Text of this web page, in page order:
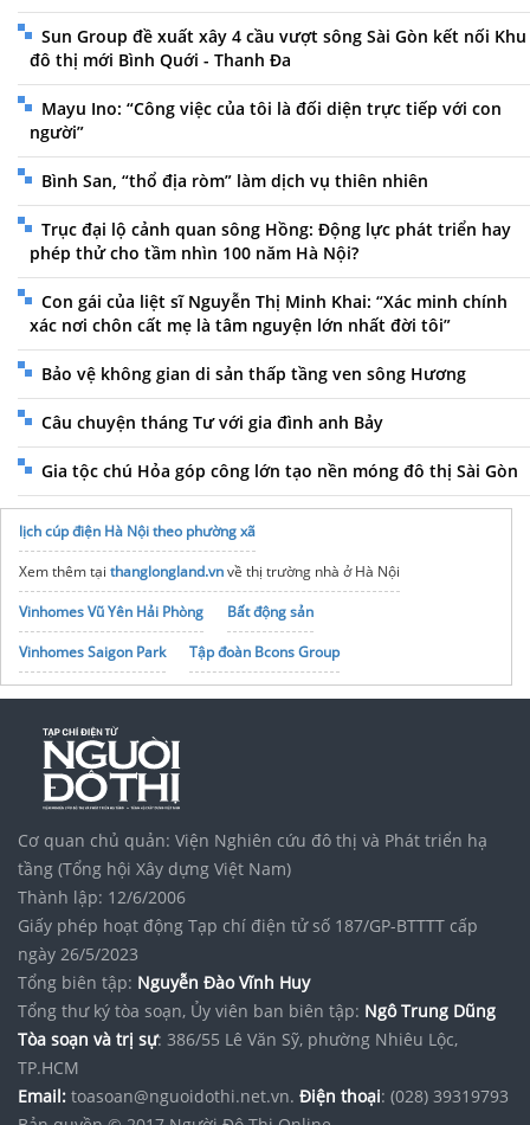
Sun Group đề xuất xây 4 cầu vượt sông Sài Gòn kết nối Khu
đô thị mới Bình Quới - Thanh Đa
Mayu Ino: “Công việc của tôi là đối diện trực tiếp với con
người”
Bình San, “thổ địa ròm” làm dịch vụ thiên nhiên
Trục đại lộ cảnh quan sông Hồng: Động lực phát triển hay
phép thử cho tầm nhìn 100 năm Hà Nội?
Con gái của liệt sĩ Nguyễn Thị Minh Khai: “Xác minh chính
xác nơi chôn cất mẹ là tâm nguyện lớn nhất đời tôi”
Bảo vệ không gian di sản thấp tầng ven sông Hương
Câu chuyện tháng Tư với gia đình anh Bảy
Gia tộc chú Hỏa góp công lớn tạo nền móng đô thị Sài Gòn
lịch cúp điện Hà Nội theo phường xã
Xem thêm tại thanglongland.vnvề thị trường nhà ở Hà Nội
Vinhomes Vũ Yên Hải Phòng
Bất động sản
Vinhomes Saigon Park
Tập đoàn Bcons Group
noxh K Home Avenue Nhơn Trạch
Cơ quan chủ quản: Viện Nghiên cứu đô thị và Phát triển hạ
tầng (Tổng hội Xây dựng Việt Nam)
Thành lập: 12/6/2006
Giấy phép hoạt động Tạp chí điện tử số 187/GP-BTTTT cấp
ngày 26/5/2023
Tổng biên tập: Nguyễn Đào Vĩnh Huy
Tổng thư ký tòa soạn, Ủy viên ban biên tập: Ngô Trung Dũng
Tòa soạn và trị sự: 386/55 Lê Văn Sỹ, phường Nhiêu Lộc,
TP.HCM
Email: toasoan@nguoidothi.net.vn. Điện thoại: (028) 39319793